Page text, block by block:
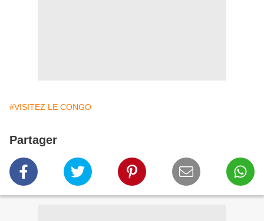
#VISITEZ LE CONGO
Partager